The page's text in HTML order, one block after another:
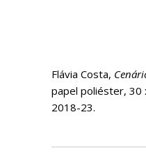
Flávia Costa,
papel poliéster, 30
2018-23.